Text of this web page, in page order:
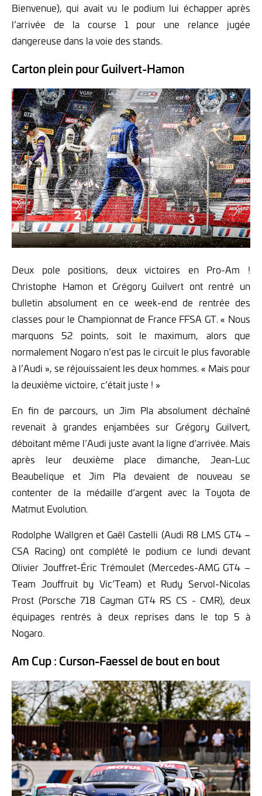
Bienvenue), qui avait vu le podium lui échapper après
l’arrivée de la course 1 pour une relance jugée
dangereuse dans la voie des stands.
Carton plein pour Guilvert-Hamon
Deux pole positions, deux victoires en Pro-Am !
Christophe Hamon et Grégory Guilvert ont rentré un
bulletin absolument en ce week-end de rentrée des
classes pour le Championnat de France FFSA GT. « Nous
marquons 52 points, soit le maximum, alors que
normalement Nogaro n’est pas le circuit le plus favorable
à l’Audi », se réjouissaient les deux hommes. « Mais pour
la deuxième victoire, c’était juste ! »
En fin de parcours, un Jim Pla absolument déchaîné
revenait à grandes enjambées sur Grégory Guilvert,
déboitant même l’Audi juste avant la ligne d’arrivée. Mais
après leur deuxième place dimanche, Jean-Luc
Beaubelique et Jim Pla devaient de nouveau se
contenter de la médaille d’argent avec la Toyota de
Matmut Evolution.
Rodolphe Wallgren et Gaël Castelli (Audi R8 LMS GT4 –
CSA Racing) ont complété le podium ce lundi devant
Olivier Jouffret-Éric Trémoulet (Mercedes-AMG GT4 –
Team Jouffruit by Vic’Team) et Rudy Servol-Nicolas
Prost (Porsche 718 Cayman GT4 RS CS - CMR), deux
équipages rentrés à deux reprises dans le top 5 à
Nogaro.
Am Cup : Curson-Faessel de bout en bout